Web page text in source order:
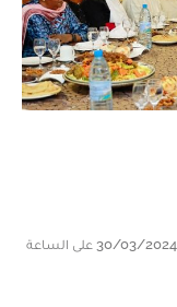
في 30/03/2024 على الساعة 11:30, تحديث بتاريخ 30/03/2024 على الساعة